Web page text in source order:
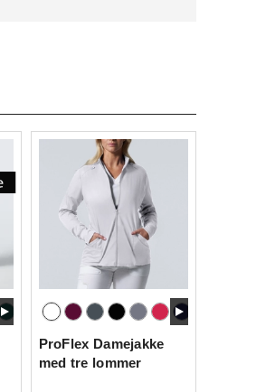
ProFlex Damejakke
med tre lommer